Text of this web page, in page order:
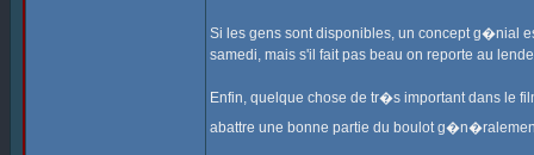
Si les gens sont disponibles, un concept g�nial
samedi, mais s'il fait pas beau on reporte au
Enfin, quelque chose de tr�s important dans le
abattre une bonne partie du boulot